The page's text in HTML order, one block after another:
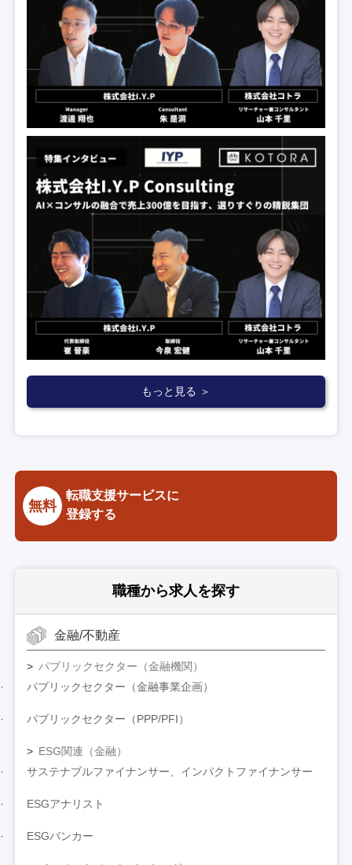
もっと見る ＞
無料
転職支援サービスに
登録する
職種から求人を探す
金融/不動産
パブリックセクター（金融機関）
パブリックセクター（金融事業企画）
パブリックセクター（PPP/PFI）
ESG関連（金融）
サステナブルファイナンサー、インパクトファイナンサー
ESGアナリスト
ESGバンカー